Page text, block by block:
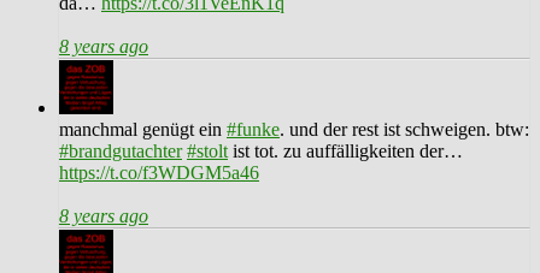
8 years ago
manchmal genügt ein #funke. und der rest ist schweigen. btw:
#brandgutachter #stolt ist tot. zu auffälligkeiten der…
https://t.co/f3WDGM5a46
8 years ago